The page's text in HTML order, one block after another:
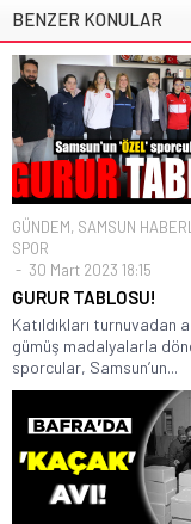
BENZER KONULAR
GÜNDEM, SAMSUN
SPOR
30 Mart 2023 18:15
GURUR TABLOSU!
Katıldıkları turnuvadan
gümüş madalyalarla
sporcular, Samsun’un...